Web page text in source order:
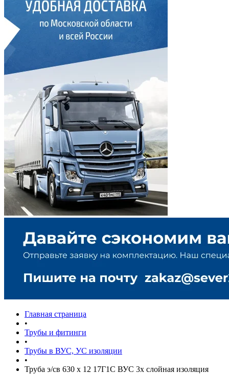
Главная страница
•
Трубы и фитинги
•
Трубы в ВУС, УС изоляции
•
Труба э/св 630 х 12 17Г1С ВУС 3х слойная изоляция